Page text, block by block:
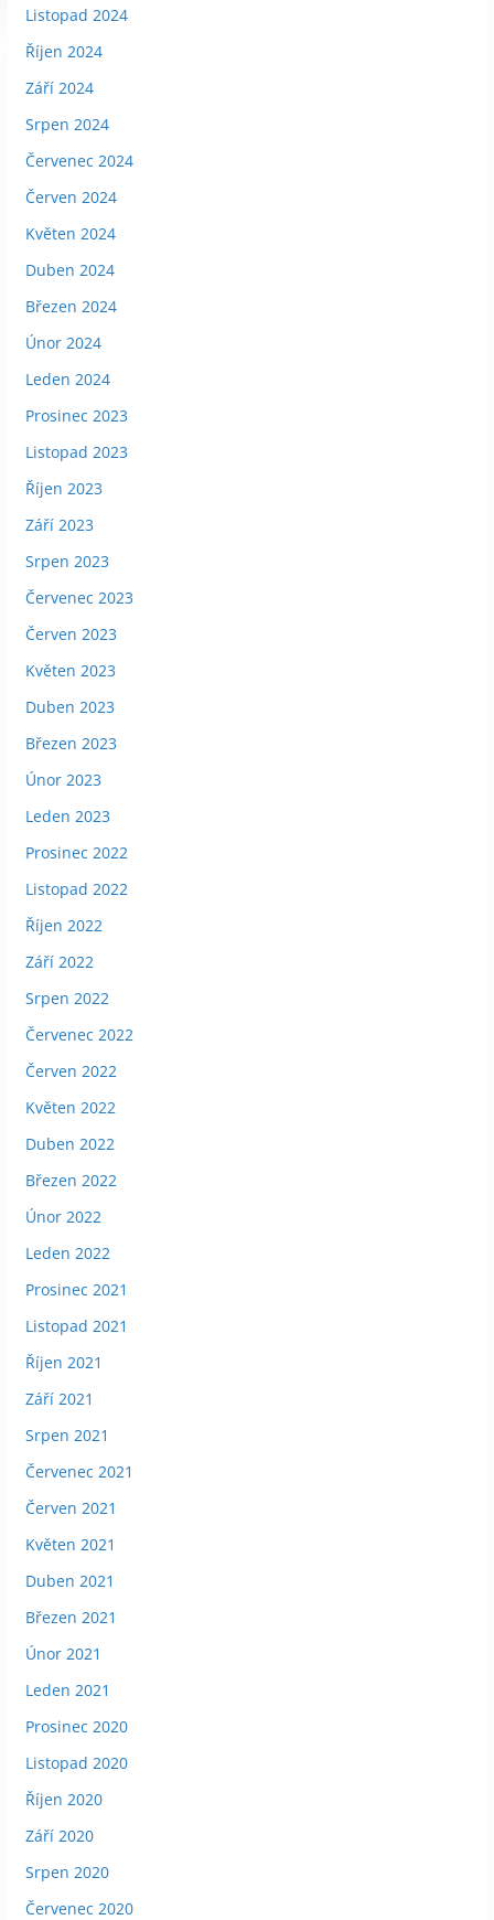
Listopad 2024
Říjen 2024
Září 2024
Srpen 2024
Červenec 2024
Červen 2024
Květen 2024
Duben 2024
Březen 2024
Únor 2024
Leden 2024
Prosinec 2023
Listopad 2023
Říjen 2023
Září 2023
Srpen 2023
Červenec 2023
Červen 2023
Květen 2023
Duben 2023
Březen 2023
Únor 2023
Leden 2023
Prosinec 2022
Listopad 2022
Říjen 2022
Září 2022
Srpen 2022
Červenec 2022
Červen 2022
Květen 2022
Duben 2022
Březen 2022
Únor 2022
Leden 2022
Prosinec 2021
Listopad 2021
Říjen 2021
Září 2021
Srpen 2021
Červenec 2021
Červen 2021
Květen 2021
Duben 2021
Březen 2021
Únor 2021
Leden 2021
Prosinec 2020
Listopad 2020
Říjen 2020
Září 2020
Srpen 2020
Červenec 2020